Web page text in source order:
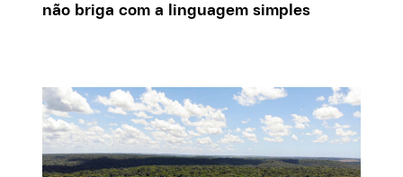
não briga com a linguagem simples